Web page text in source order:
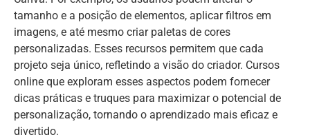
tamanho e a posição de elementos, aplicar filtros em
imagens, e até mesmo criar paletas de cores
personalizadas. Esses recursos permitem que cada
projeto seja único, refletindo a visão do criador. Cursos
online que exploram esses aspectos podem fornecer
dicas práticas e truques para maximizar o potencial de
personalização, tornando o aprendizado mais eficaz e
divertido.